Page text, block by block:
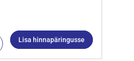
Lisa hinnapäringusse